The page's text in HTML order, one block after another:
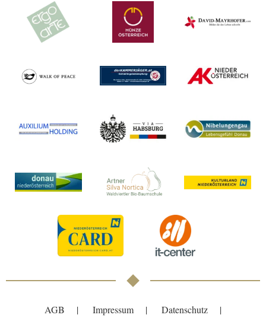
AGB Impressum Datenschutz